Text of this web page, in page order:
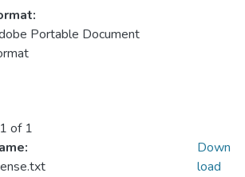
Portable Document
of 1
Down
load